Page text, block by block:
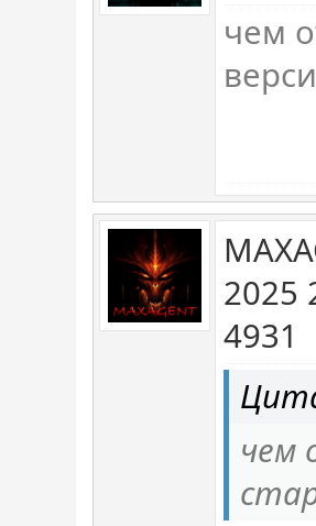
чем
2025
4931
чем